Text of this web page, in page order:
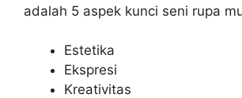
adalah 5 aspek kunci seni rupa
Estetika
Ekspresi
Kreativitas